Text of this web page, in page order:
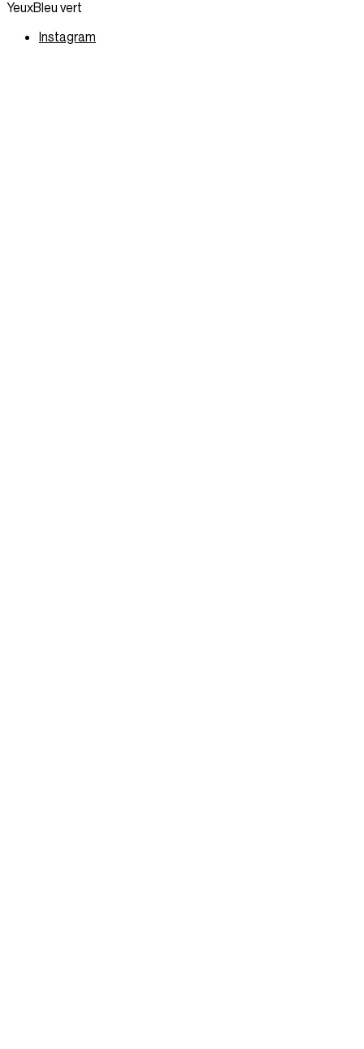
YeuxBleu vert
Instagram